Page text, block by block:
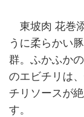
東坡肉 花巻
うに柔らかい
群。ふかふか
のエビチリは
チリソースが
す。